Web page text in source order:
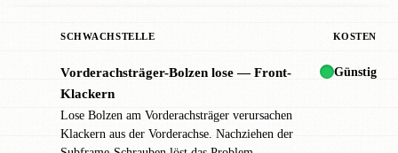
SCHWACHSTELLE KOSTEN
Vorderachsträger-Bolzen lose — Front-
Klackern
Lose Bolzen am Vorderachsträger verursachen
Klackern aus der Vorderachse. Nachziehen der
Günstig